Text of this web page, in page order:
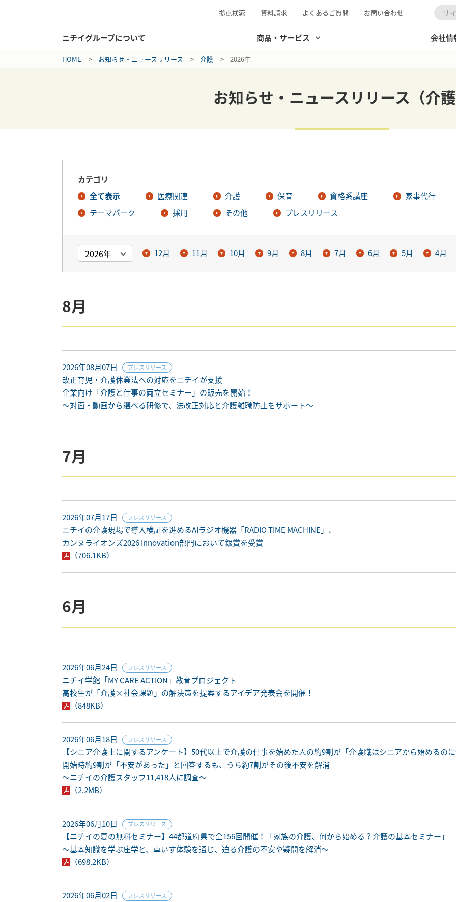
ニチイグループについて 商品・サービス 会社情
拠点検索 資料請求 よくあるご質問 お問い合わせ 検索
HOME お知らせ・ニュースリリース 介護 2026年
お知らせ・ニュースリリース（介
カテゴリ
全て表示
医療関連 介護 保育 資格系講座
家事代行
テーマパーク
採用 その他 プレスリリース
12月 11月 10月 9月 8月 7月 6月 5月 4月
8月
2026年08月07日 プレスリリース
改正育児・介護休業法への対応をニチイが支援
企業向け「介護と仕事の両立セミナー」の販売を開始！
〜対面・動画から選べる研修で、法改正対応と介護離職防止をサポート〜
7月
2026年07月17日 プレスリリース
ニチイの介護現場で導入検証を進めるAIラジオ機器「RADIO TIME MACHINE」、
カンヌライオンズ2026 Innovation部門において銀賞を受賞
（706.1KB）
6月
2026年06月24日 プレスリリース
ニチイ学館「MY CARE ACTION」教育プロジェクト
高校生が「介護×社会課題」の解決策を提案するアイデア発表会を開催！
（848KB）
2026年06月18日 プレスリリース
【シニア介護士に関するアンケート】50代以上で介護の仕事を始めた人の約9割が「介護職はシニアから始めるの
開始時約9割が「不安があった」と回答するも、うち約7割がその後不安を解消
～ニチイの介護スタッフ11,418人に調査～
（2.2MB）
2026年06月10日 プレスリリース
【ニチイの夏の無料セミナー】44都道府県で全156回開催！「家族の介護、何から始める？介護の基本セミナー」
〜基本知識を学ぶ座学と、車いす体験を通じ、迫る介護の不安や疑問を解消〜
（698.2KB）
2026年06月02日 プレスリリース